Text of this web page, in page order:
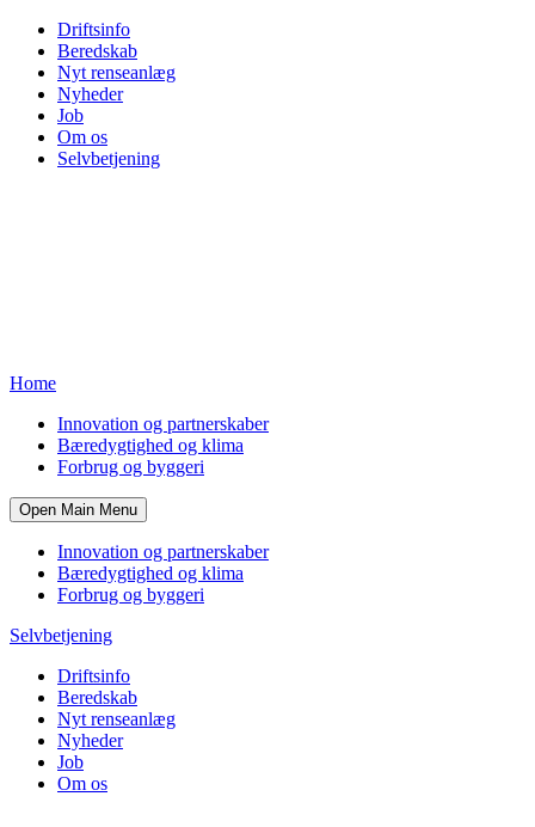
Driftsinfo
Beredskab
Nyt renseanlæg
Nyheder
Job
Om os
Selvbetjening
Home
Innovation og partnerskaber
Bæredygtighed og klima
Forbrug og byggeri
Open Main Menu
Innovation og partnerskaber
Bæredygtighed og klima
Forbrug og byggeri
Selvbetjening
Driftsinfo
Beredskab
Nyt renseanlæg
Nyheder
Job
Om os